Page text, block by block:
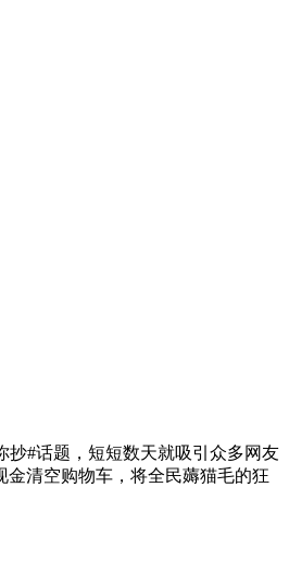
抄#话题，短短数天就吸引众多网友
清空购物车，将全民薅猫毛的狂